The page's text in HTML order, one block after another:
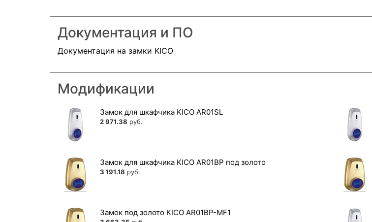
Документация и ПО
Документация на замки KICO
Модификации
Замок для шкафчика KICO AR01SL
2 971.38 руб.
Замок для шкафчика KICO AR01BP под золото
3 191.18 руб.
Замок под золото KICO AR01BP-MF1